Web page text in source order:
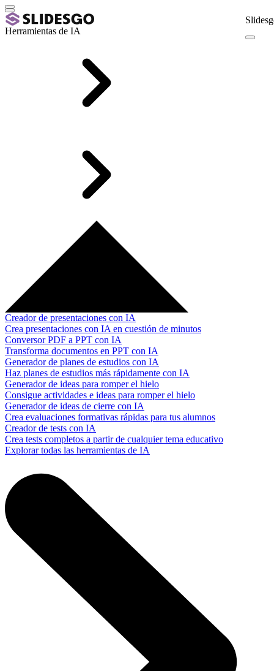
Herramientas de IA
Creador de presentaciones con IA
Crea presentaciones con IA en cuestión de minutos
Conversor PDF a PPT con IA
Transforma documentos en PPT con IA
Generador de planes de estudios con IA
Haz planes de estudios más rápidamente con IA
Generador de ideas para romper el hielo
Consigue actividades e ideas para romper el hielo
Generador de ideas de cierre con IA
Crea evaluaciones formativas rápidas para tus alumnos
Creador de tests con IA
Crea tests completos a partir de cualquier tema educativo
Explorar todas las herramientas de IA